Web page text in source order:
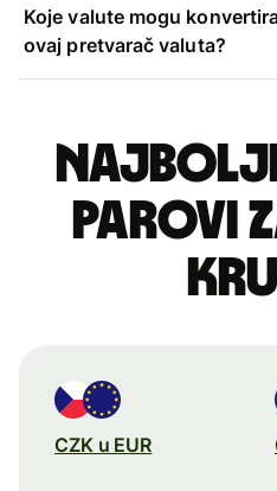
Koje valute mogu
ovaj pretvarač valuta?
Najbolji
parovi
CZK u EUR